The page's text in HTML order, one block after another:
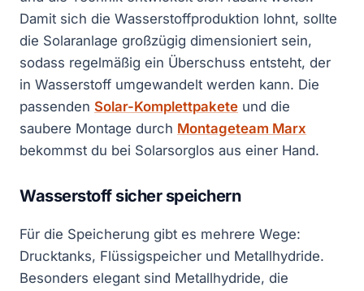
Damit sich die Wasserstoffproduktion lohnt, sollte
die Solaranlage großzügig dimensioniert sein,
sodass regelmäßig ein Überschuss entsteht, der
in Wasserstoff umgewandelt werden kann. Die
passenden Solar-Komplettpakete und die
saubere Montage durch Montageteam Marx
bekommst du bei Solarsorglos aus einer Hand.
Wasserstoff sicher speichern
Für die Speicherung gibt es mehrere Wege:
Drucktanks, Flüssigspeicher und Metallhydride.
Besonders elegant sind Metallhydride, die